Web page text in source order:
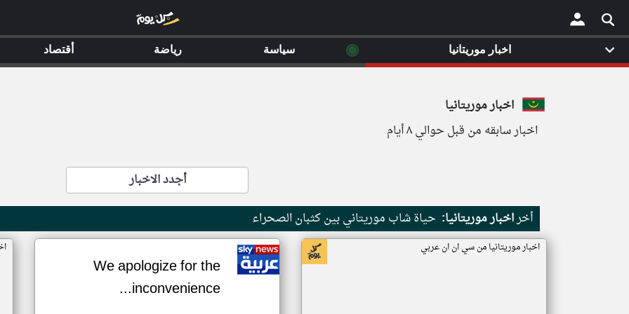
×
اخبار موريتانيا
اخبار سابقه من قبل حوالي ٨ أيام
أجدد الاخبار
أخراخبار موريتانيا: حياة شاب موريتاني بين كثبان الصحراء
اخبار موريتانيا من سي ان ان عربي
We apologize for the
inconvenience...
اخبار موريتانيا ◉ سياسة رياضة أقتصاد